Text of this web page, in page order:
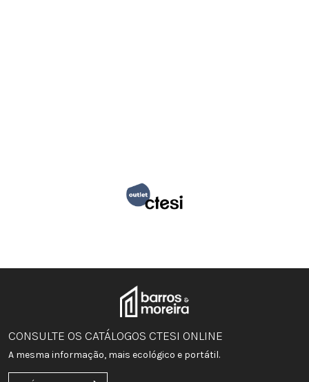
CONSULTE OS CATÁLOGOS CTESI ONLINE
A mesma informação, mais ecológico e portátil.